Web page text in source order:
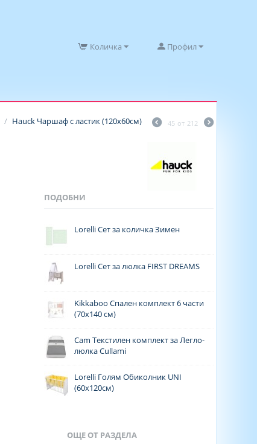
Профил
Количка
/ Hauck Чаршаф с ластик (120х60см) 45 от 212
ПОДОБНИ
Lorelli Сет за количка Зимен
Lorelli Сет за люлка FIRST DREAMS
Kikkaboo Спален комплект 6 части
(70x140 см)
Cam Текстилен комплект за Легло-
люлка Cullami
Lorelli Голям Обиколник UNI
(60x120см)
ОЩЕ ОТ РАЗДЕЛА